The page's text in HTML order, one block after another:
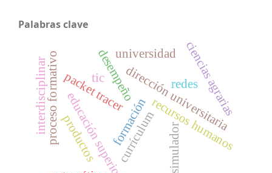
Palabras clave
desempeño
educación superiorformación
dirección universitaria
recursos humanos
simulador
packet tracer redes
tic ciencias agrarias
proceso formativo universidad
interdisciplinar
productos currículum